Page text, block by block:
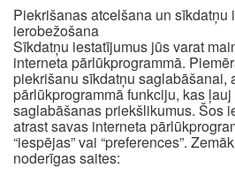
Piekrišanas atcelšana un sīkdatņu
ierobežošana
Sīkdatņu iestatījumus jūs varat
interneta pārlūkprogrammā.
piekrišanu sīkdatņu saglabāšanai,
pārlūkprogrammā funkciju, kas
saglabāšanas priekšlikumus. Šos
atrast savas interneta
“iespējas” vai “preferences”.
noderīgas saites: